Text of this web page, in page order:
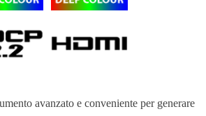
avanzato e conveniente per generare